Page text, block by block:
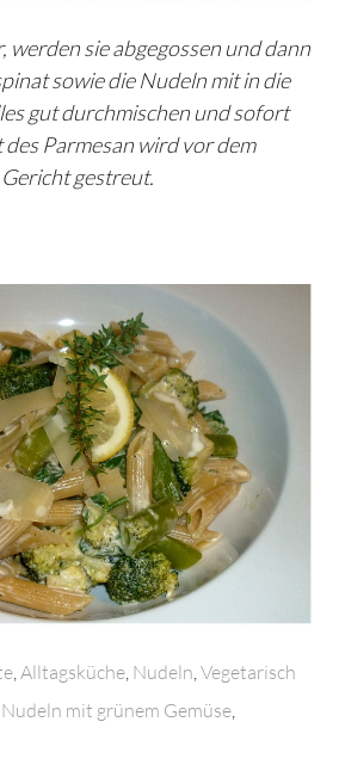
werden sie abgegossen und dann
sowie die Nudeln mit in die
gut durchmischen und sofort
Parmesan wird vor dem
gestreut.
Alltagsküche Nudeln Vegetarisch
Nudeln mit grünem Gemüse